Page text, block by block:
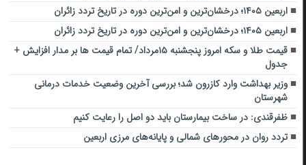
اربعین ۱۴۰۵؛ درخشان‌ترین و امن‌ترین دوره در تاریخ تردد زائران
اربعین ۱۴۰۵؛ درخشان‌ترین و امن‌ترین دوره در تاریخ تردد زائران
قیمت طلا و سکه امروز پنجشنبه ۱۵مرداد/ تمام قیمت ها بر مدار افزایش +
جدول
وزیر بهداشت وارد کازرون شد؛ بررسی آخرین وضعیت خدمات درمانی
شهرستان
ظفرقندی: در ساخت بیمارستان باید دو اصل را رعایت کنیم
تردد روان در محورهای شمالی و پایانه‌های مرزی اربعین